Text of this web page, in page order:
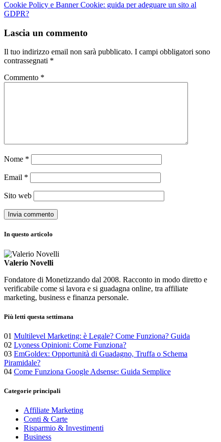
Cookie Policy e Banner Cookie: guida per adeguare un sito al
GDPR?
Lascia un commento
Il tuo indirizzo email non sarà pubblicato. I campi obbligatori sono
contrassegnati *
Commento *
Nome *
Email *
Sito web
In questo articolo
Valerio Novelli
Fondatore di Monetizzando dal 2008. Racconto in modo diretto e
verificabile come si lavora e si guadagna online, tra affiliate
marketing, business e finanza personale.
Più letti questa settimana
01 Multilevel Marketing: è Legale? Come Funziona? Guida
02 Lyoness Opinioni: Come Funziona?
03 EmGoldex: Opportunità di Guadagno, Truffa o Schema
Piramidale?
04 Come Funziona Google Adsense: Guida Semplice
Categorie principali
Affiliate Marketing
Conti & Carte
Risparmio & Investimenti
Business